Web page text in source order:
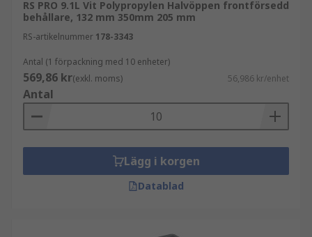
RS PRO 9.1L Vit Polypropylen Halvöppen frontförsedd
behållare, 132 mm 350mm 205 mm
RS-artikelnummer 178-3343
Antal (1 förpackning med 10 enheter)
569,86 kr(exkl. moms) 56,986 kr/enhet
Antal
Lägg i korgen
Datablad